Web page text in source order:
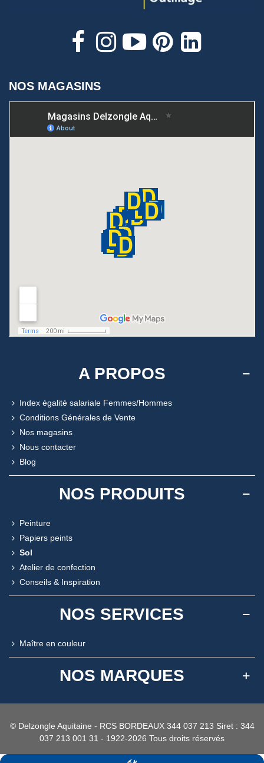
NOS MAGASINS
A PROPOS
Index égalité salariale Femmes/Hommes
Conditions Générales de Vente
Nos magasins
Nous contacter
Blog
NOS PRODUITS
Peinture
Papiers peints
Sol
Atelier de confection
Conseils & Inspiration
NOS SERVICES
Maître en couleur
NOS MARQUES
© Delzongle Aquitaine - RCS BORDEAUX 344 037 213 Siret : 344
037 213 001 31 - 1922-2026 Tous droits réservés